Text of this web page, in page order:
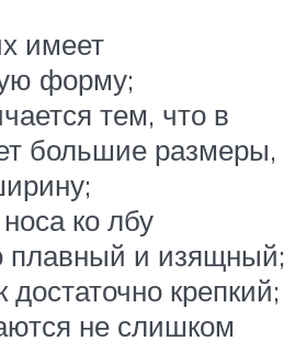
имеет
форму;
тем, что в
большие размеры,
ко лбу
плавный и изящный;
достаточно крепкий;
не слишком